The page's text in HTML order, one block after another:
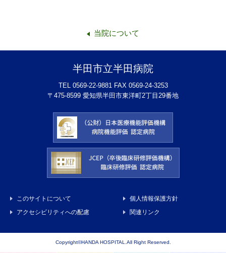
当院について
半田市立半田病院
TEL 0569-22-9881 FAX 0569-24-3253
〒475-8599 愛知県半田市東洋町2丁目29番地
このサイトについて
個人情報保護方針
アクセシビリティへの配慮
関連リンク
Copyright©HANDA HOSPITAL.All Right Reserved.